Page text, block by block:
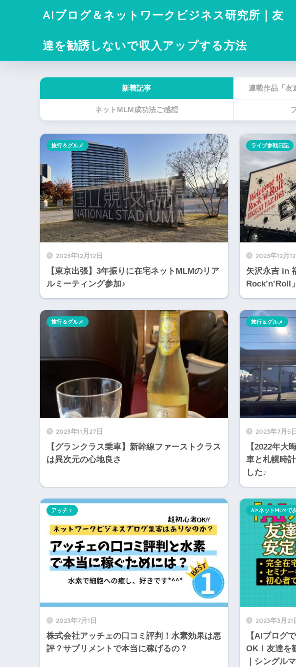
AIブログ＆ネットワークビジネス研究所｜友
達を勧誘しないで収入アップする方法
新着記事 連載作品「友
ネットMLM成功法ご感想
2023年12月12日
【東京出張】3年振りに在宅ネットMLMのリア
ルミーティング参加♪
旅行＆グルメ
2023年12月
矢沢永吉 in
Rock’n’Roll
ライブ参戦日記
2023年11月27日
【グランクラス乗車】新幹線ファーストクラス
は異次元の心地良さ
旅行＆グルメ
2023年7月5
【2022年大
車と札幌時
した♪
旅行＆グルメ
2023年7月1日
株式会社アッチェの口コミ評判！水素効果は悪
評？サプリメントで本当に稼げるの？
アッチェ
2023年3月21
【AIブログ
OK！友達を
｜シングル
AI×ネットMLMで